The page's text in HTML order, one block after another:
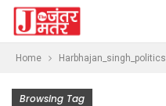
Home Harbhajan_singh_politics
Browsing Tag